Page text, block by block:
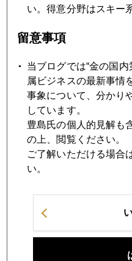
に、充電状態が気になるの
充電が切れるものなのだよね
1月 2月 3月
7月 8月 9月
アベノミクスの限界
い。得意分野はスキー
留意事項
当ブログでは“金の国
属ビジネスの最新事情
事象について、分かり
しています。
豊島氏の個人的見解も
の上、閲覧ください。
ご了解いただける場合
い。